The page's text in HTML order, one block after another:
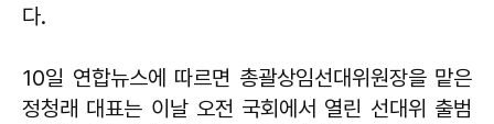
다.
10일 연합뉴스에 따르면 총괄상임선대위원장을 맡은
정청래 대표는 이날 오전 국회에서 열린 선대위 출범